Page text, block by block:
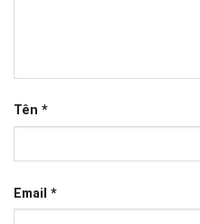
Tên *
Email *